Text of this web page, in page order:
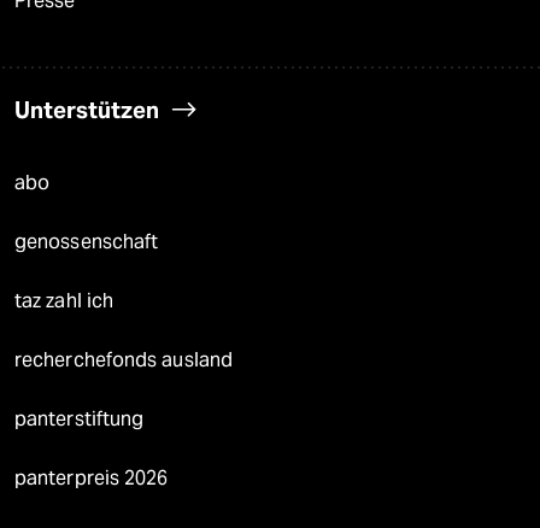
Unterstützen
abo
genossenschaft
taz zahl ich
recherchefonds ausland
panterstiftung
panterpreis 2026